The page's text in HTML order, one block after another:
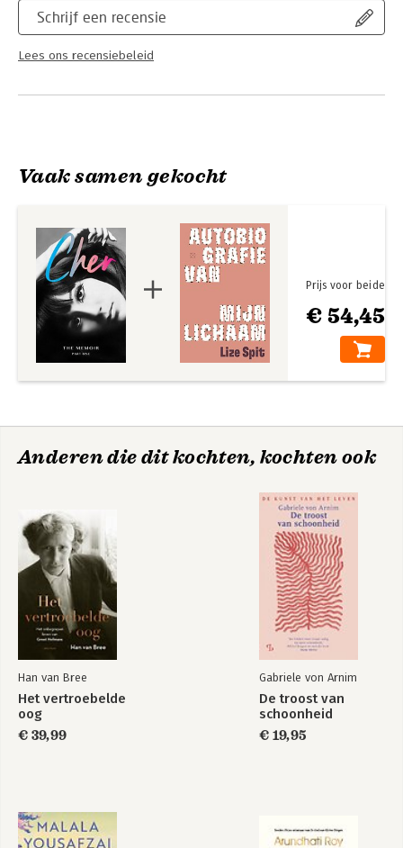
Schrijf een recensie
Lees ons recensiebeleid
Vaak samen gekocht
€ 54,45
Prijs voor beide
Anderen die dit kochten, kochten ook
Han van Bree
Het vertroebelde
oog
€ 39,99
Gabriele von Arnim
De troost van
schoonheid
€ 19,95